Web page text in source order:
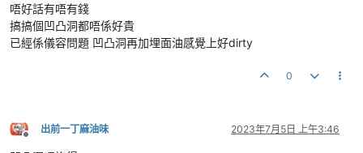
唔好話有唔有錢
搞搞個凹凸洞都唔係好貴
已經係儀容問題 凹凸洞再加埋面油感覺上好dirty
0
離線
出前一丁麻油味 2023年7月5日 上午3:46